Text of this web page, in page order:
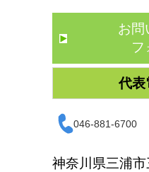
お問
フ
代表
046-881-6700
神奈川県三浦